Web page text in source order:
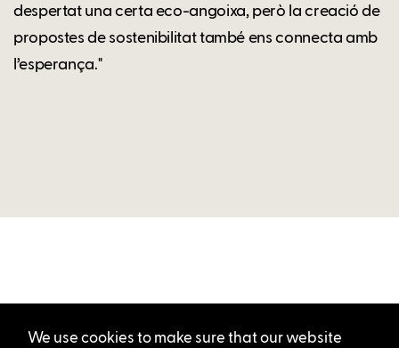
despertat una certa eco-angoixa, però la creació de
propostes de sostenibilitat també ens connecta amb
l’esperança."
We use cookies to make sure that our website